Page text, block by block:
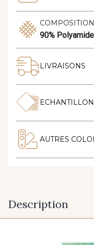
90%
LIVRAISONS
AUTRES
Description